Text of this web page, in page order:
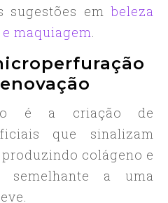
sugestões embeleza
maquiagem.
é a criação de
que sinalizam
colágeno e
semelhante a uma